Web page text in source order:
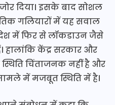
दिया। इसके बाद सोशल
गलियारों में यह सवाल
में फिर से लॉकडाउन जैसे
हालांकि केंद्र सरकार और
चिंताजनक नहीं है और
में मजबूत स्थिति में है।